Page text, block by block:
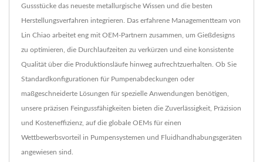
Gussstücke das neueste metallurgische Wissen und die besten
Herstellungsverfahren integrieren. Das erfahrene Managementteam von
Lin Chiao arbeitet eng mit OEM-Partnern zusammen, um Gießdesigns
zu optimieren, die Durchlaufzeiten zu verkürzen und eine konsistente
Qualität über die Produktionsläufe hinweg aufrechtzuerhalten. Ob Sie
Standardkonfigurationen für Pumpenabdeckungen oder
maßgeschneiderte Lösungen für spezielle Anwendungen benötigen,
unsere präzisen Feingussfähigkeiten bieten die Zuverlässigkeit, Präzision
und Kosteneffizienz, auf die globale OEMs für einen
Wettbewerbsvorteil in Pumpensystemen und Fluidhandhabungsgeräten
angewiesen sind.